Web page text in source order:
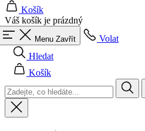
Hledat
Košík
Muži
Vše v kategorii Muži